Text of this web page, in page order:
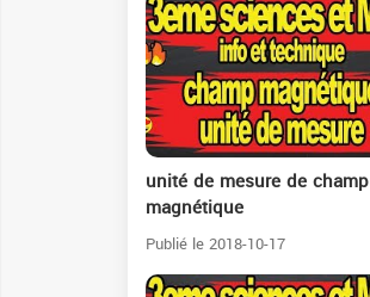
unité de mesure de champ
magnétique
Publié le 2018-10-17